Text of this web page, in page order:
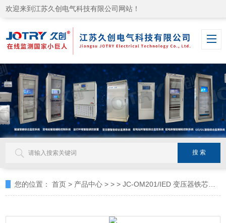
欢迎来到江苏久创电气科技有限公司网站！
您的位置： 首页 > 产品中心 > >> JC-OM201/IED 变压器铁芯接地监测主机